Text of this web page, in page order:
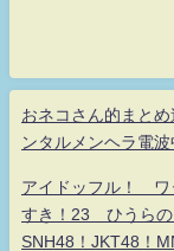
おネコさん的まと
ンタルメンヘラ電
アイドッフル！ ワ
すき！23 ひうらの
SNH48！JKT48！